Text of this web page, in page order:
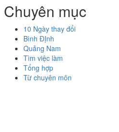
Chuyên mục
10 Ngày thay đổi
Bình ĐỊnh
Quảng Nam
Tìm việc làm
Tổng hợp
Từ chuyên môn